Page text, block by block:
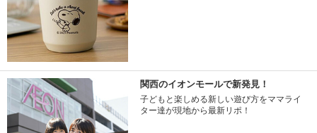
関西のイオンモールで新発見！
子どもと楽しめる新しい遊び方をママライ
ター達が現地から最新リポ！